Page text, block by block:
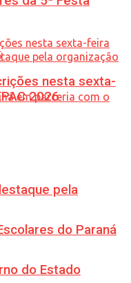
pela
do Paraná
do Estado
nesta sexta-
2026